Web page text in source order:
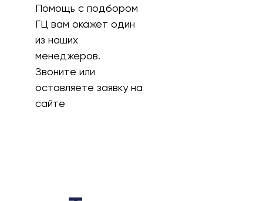
Помощь с подбором
ГЦ вам окажет один
из наших
менеджеров.
Звоните или
оставляете заявку на
сайте